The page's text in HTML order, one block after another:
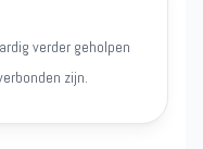
verder geholpen
zijn.